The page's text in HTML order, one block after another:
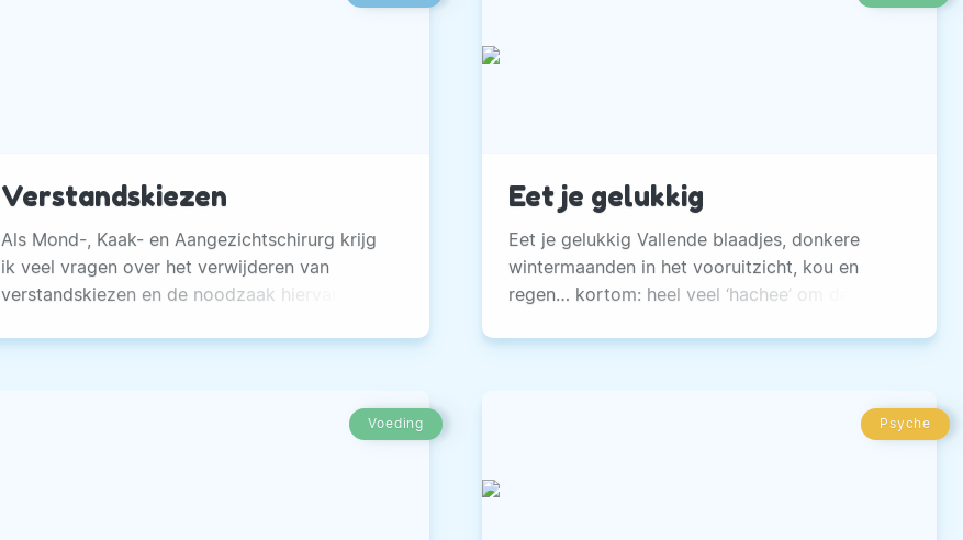
Verstandskiezen
Als Mond-, Kaak- en Aangezichtschirurg krijg
ik veel vragen over het verwijderen van
verstandskiezen en de noodzaak hiervan. A
verstandskiezen verwijderd moeten worden,
Eet je gelukkig
Eet je gelukkig Vallende blaadjes, donkere
wintermaanden in het vooruitzicht, kou en
regen… kortom: heel veel ‘hachee’ om de
deze hachee, oftewel de negatieve prikkels,
stuk chocolade of dat je je tegoed doet aan
Voeding Psyche